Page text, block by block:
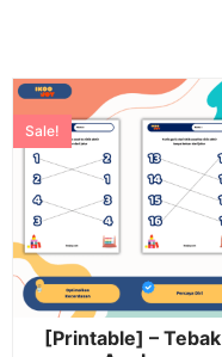
Sale!
[Printable] – Tebak